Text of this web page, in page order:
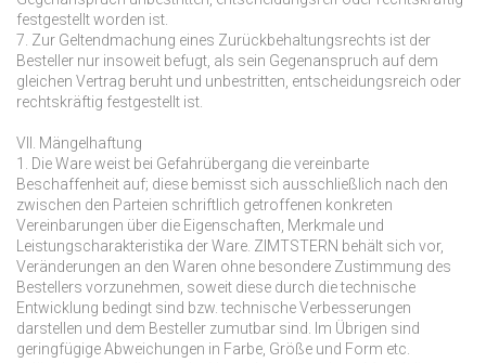
festgestellt worden ist.
7. Zur Geltendmachung eines Zurückbehaltungsrechts ist der
Besteller nur insoweit befugt, als sein Gegenanspruch auf dem
gleichen Vertrag beruht und unbestritten, entscheidungsreich oder
rechtskräftig festgestellt ist.
VII. Mängelhaftung
1. Die Ware weist bei Gefahrübergang die vereinbarte
Beschaffenheit auf; diese bemisst sich ausschließlich nach den
zwischen den Parteien schriftlich getroffenen konkreten
Vereinbarungen über die Eigenschaften, Merkmale und
Leistungscharakteristika der Ware. ZIMTSTERN behält sich vor,
Veränderungen an den Waren ohne besondere Zustimmung des
Bestellers vorzunehmen, soweit diese durch die technische
Entwicklung bedingt sind bzw. technische Verbesserungen
darstellen und dem Besteller zumutbar sind. Im Übrigen sind
geringfügige Abweichungen in Farbe, Größe und Form etc.